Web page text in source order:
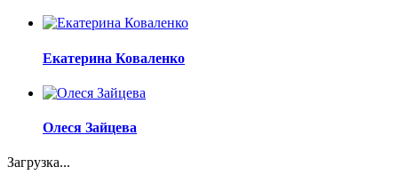
Екатерина Коваленко
Олеся Зайцева
Загрузка...